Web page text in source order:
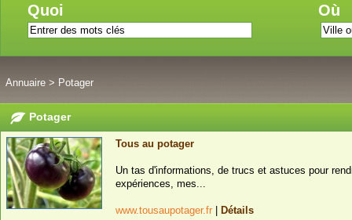
Quoi Où
Annuaire > Potager
Potager
Tous au potager
Un tas d'informations, de trucs et astuces pour
expériences, mes...
www.tousaupotager.fr Détails